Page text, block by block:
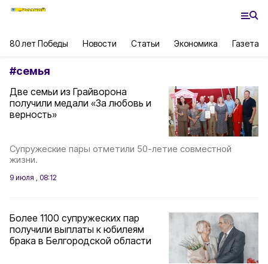
80 лет Победы Новости Статьи Экономика Газета
#семья
Две семьи из Грайворона
получили медали «За любовь и
верность»
Супружеские пары отметили 50-летие совместной
жизни.
9 июля , 08:12
Более 1100 супружеских пар
получили выплаты к юбилеям
брака в Белгородской области